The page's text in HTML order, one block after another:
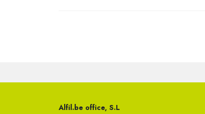
Alfil.be office, S.L